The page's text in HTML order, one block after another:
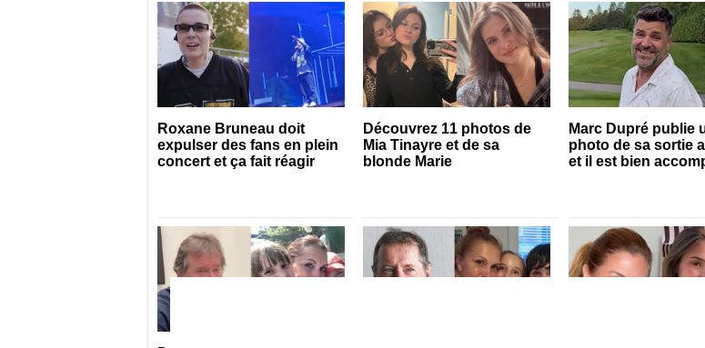
Roxane Bruneau doit
expulser des fans en plein
concert et ça fait réagir
Découvrez 11 photos de
Mia Tinayre et de sa
blonde Marie
Marc Dupré publie
photo de sa sortie
et il est bien